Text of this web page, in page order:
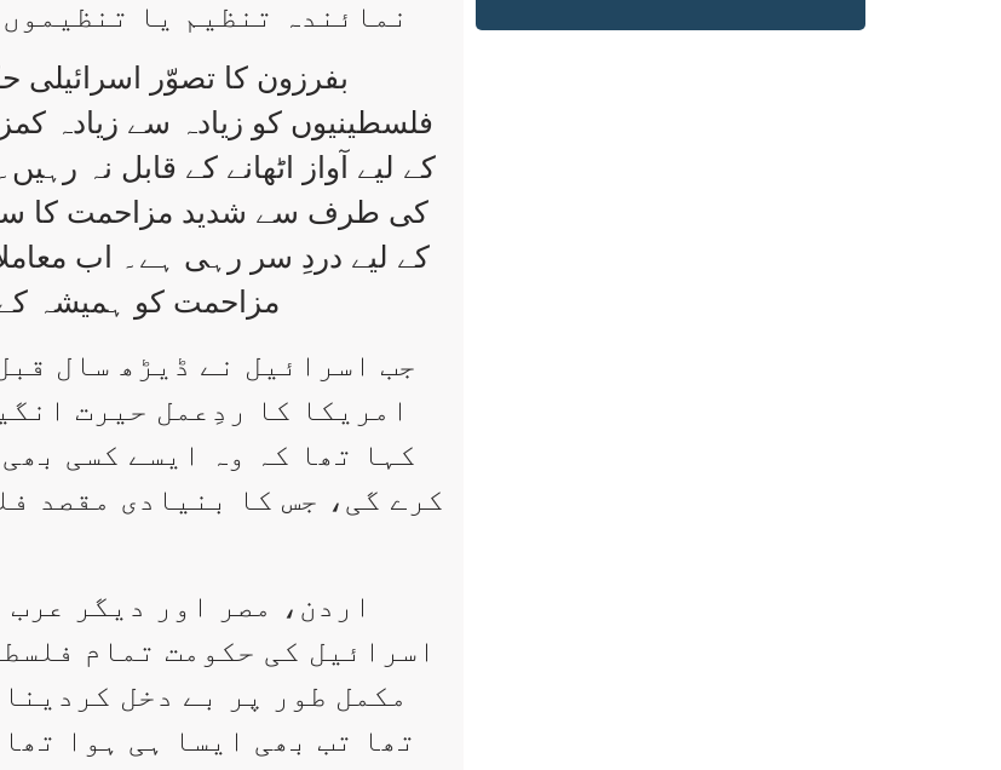
نمائندہ تنظیم یا
بفرزون کا تصوّر
فلسطینیوں کو زیادہ سے زیادہ
کے لیے آواز اٹھانے کے قابل نہ
کی طرف سے شدید مزاحمت کا
کے لیے دردِ سر رہی ہے۔ اب
مزاحمت کو ہمیشہ کے
جب اسرائیل نے ڈیڑھ سال
امریکا کا ردِعمل حیرت
کہا تھا کہ وہ ایسے کسی
کرے گی، جس کا بنیادی مقصد
اردن، مصر اور دیگر
اسرائیل کی حکومت تمام
مکمل طور پر بے دخل
تھا تب بھی ایسا ہی ہوا